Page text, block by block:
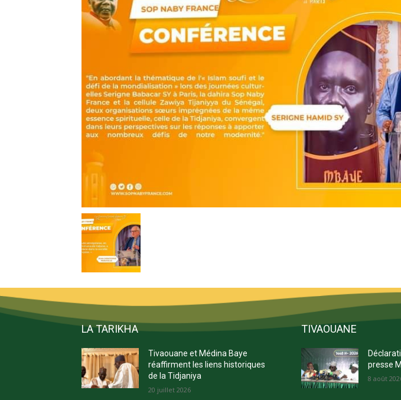
LA TARIKHA
Tivaouane et Médina Baye
réaffirment les liens historiques
de la Tidjaniya
20 juillet 2026
TIVAOUANE
presse
8 août